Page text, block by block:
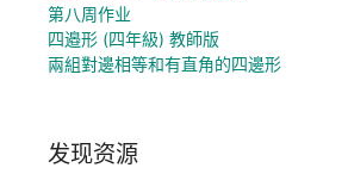
第八周作业
四邉形 (四年級) 教師版
兩組對邊相等和有直角的四邊形
发现资源